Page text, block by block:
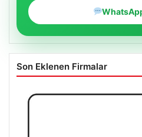
Son Eklenen Firmalar